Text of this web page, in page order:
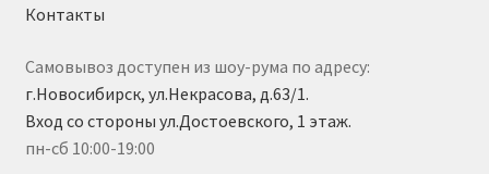
Контакты
Самовывоз доступен из шоу-рума по адресу:
г.Новосибирск, ул.Некрасова, д.63/1.
Вход со стороны ул.Достоевского, 1 этаж.
пн-сб 10:00-19:00